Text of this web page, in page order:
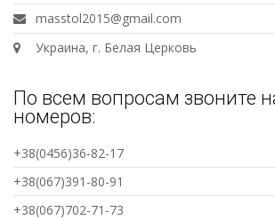
masstol2015@gmail.com
Украина, г. Белая Церковь
По всем вопросам звоните
номеров:
+38(0456)36-82-17
+38(067)391-80-91
+38(067)702-71-73